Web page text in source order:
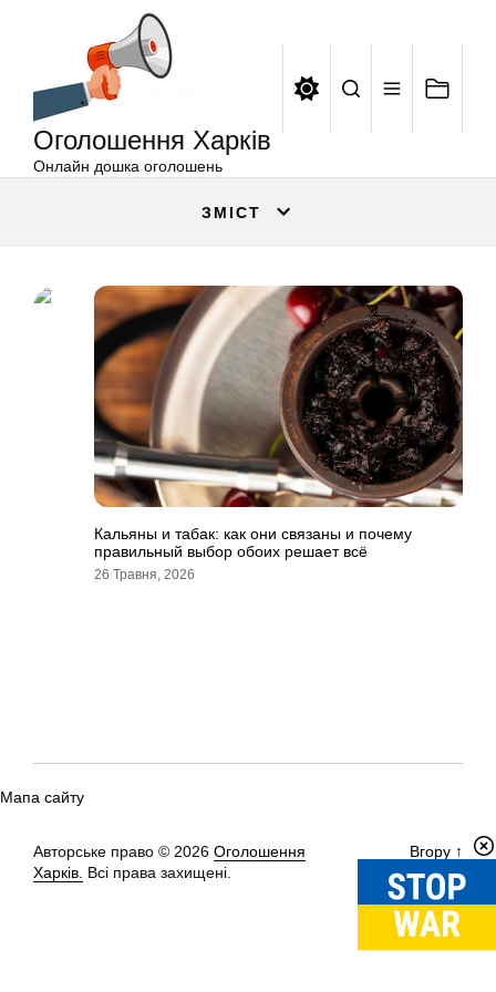
Оголошення Харків
Онлайн дошка оголошень
ЗМІСТ
Кальяны и табак: как они связаны и почему
правильный выбор обоих решает всё
26 Травня, 2026
Мапа сайту
Авторське право © 2026 Оголошення
Харків. Всі права захищені.
Вгору ↑